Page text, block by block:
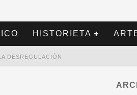
HISTORIETA
DESREGULACIÓN